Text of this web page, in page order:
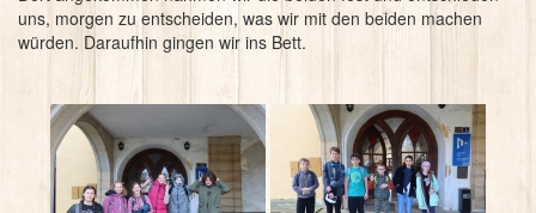
uns, morgen zu entscheiden, was wir mit den beiden machen
würden. Daraufhin gingen wir ins Bett.